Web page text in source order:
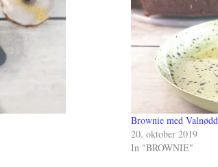
Brownie med
20. oktober 2019
In "BROWNIE"